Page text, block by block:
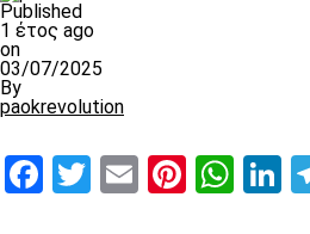
Published
1 έτος ago
on
03/07/2025
By
paokrevolution
Facebook
Twitter
Email